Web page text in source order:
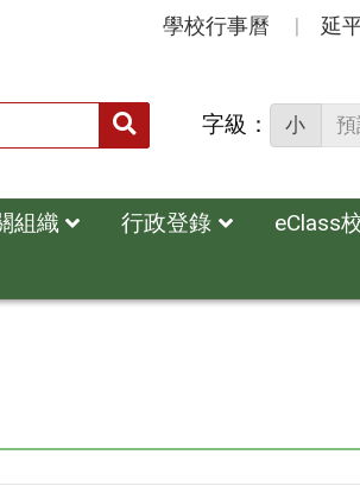
學校行事曆 延
送出 字級： 小
組織 行政登錄 eClass